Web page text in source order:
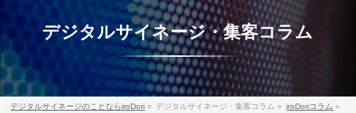
デジタルサイネージ・集客コラム
デジタルサイネージのことならiroDori » デジタルサイネージ・集客コラム » iroDoriコラム »